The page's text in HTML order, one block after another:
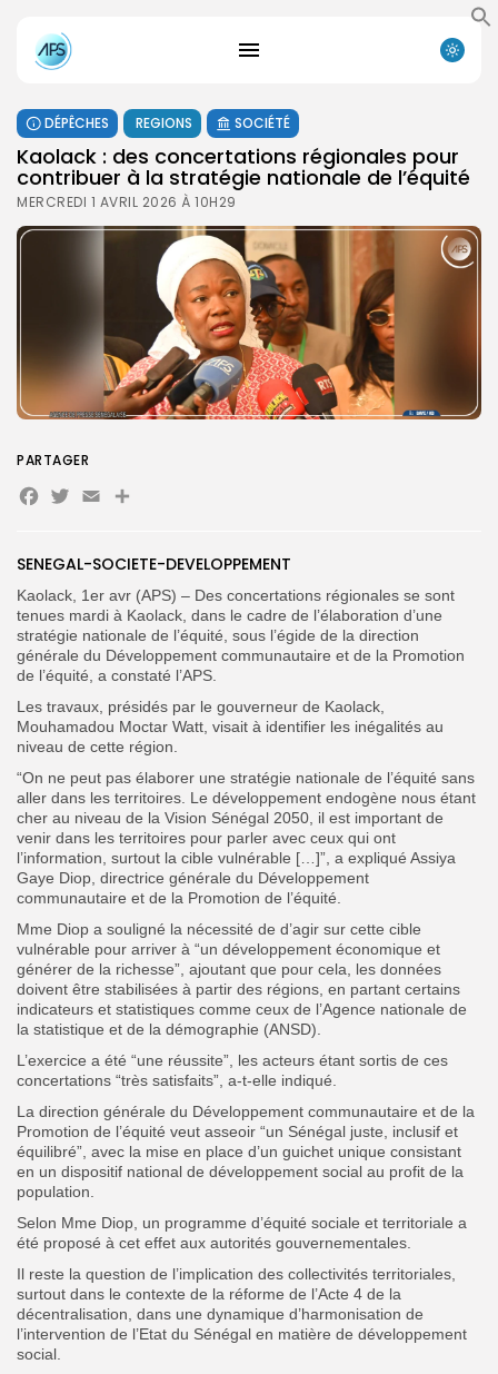
Search
FR
DÉPÊCHES REGIONS SOCIÉTÉ
Kaolack : des concertations régionales pour
contribuer à la stratégie nationale de l’équité
MERCREDI 1 AVRIL 2026 À 10H29
SENEGAL-SOCIETE-DEVELOPPEMENT
Kaolack, 1er avr (APS) – Des concertations régionales se sont
tenues mardi à Kaolack, dans le cadre de l’élaboration d’une
stratégie nationale de l’équité, sous l’égide de la direction
générale du Développement communautaire et de la Promotion
de l’équité, a constaté l’APS.
Les travaux, présidés par le gouverneur de Kaolack,
Mouhamadou Moctar Watt, visait à identifier les inégalités au
niveau de cette région.
“On ne peut pas élaborer une stratégie nationale de l’équité sans
aller dans les territoires. Le développement endogène nous étant
cher au niveau de la Vision Sénégal 2050, il est important de
venir dans les territoires pour parler avec ceux qui ont
l’information, surtout la cible vulnérable […]”, a expliqué Assiya
Gaye Diop, directrice générale du Développement
communautaire et de la Promotion de l’équité.
Mme Diop a souligné la nécessité de d’agir sur cette cible
vulnérable pour arriver à “un développement économique et
générer de la richesse”, ajoutant que pour cela, les données
doivent être stabilisées à partir des régions, en partant certains
indicateurs et statistiques comme ceux de l’Agence nationale de
la statistique et de la démographie (ANSD).
L’exercice a été “une réussite”, les acteurs étant sortis de ces
concertations “très satisfaits”, a-t-elle indiqué.
La direction générale du Développement communautaire et de la
Promotion de l’équité veut asseoir “un Sénégal juste, inclusif et
équilibré”, avec la mise en place d’un guichet unique consistant
en un dispositif national de développement social au profit de la
population.
Selon Mme Diop, un programme d’équité sociale et territoriale a
été proposé à cet effet aux autorités gouvernementales.
Il reste la question de l’implication des collectivités territoriales,
surtout dans le contexte de la réforme de l’Acte 4 de la
décentralisation, dans une dynamique d’harmonisation de
l’intervention de l’Etat du Sénégal en matière de développement
social.
PARTAGER
Facebook
Twitter
EmailPartager